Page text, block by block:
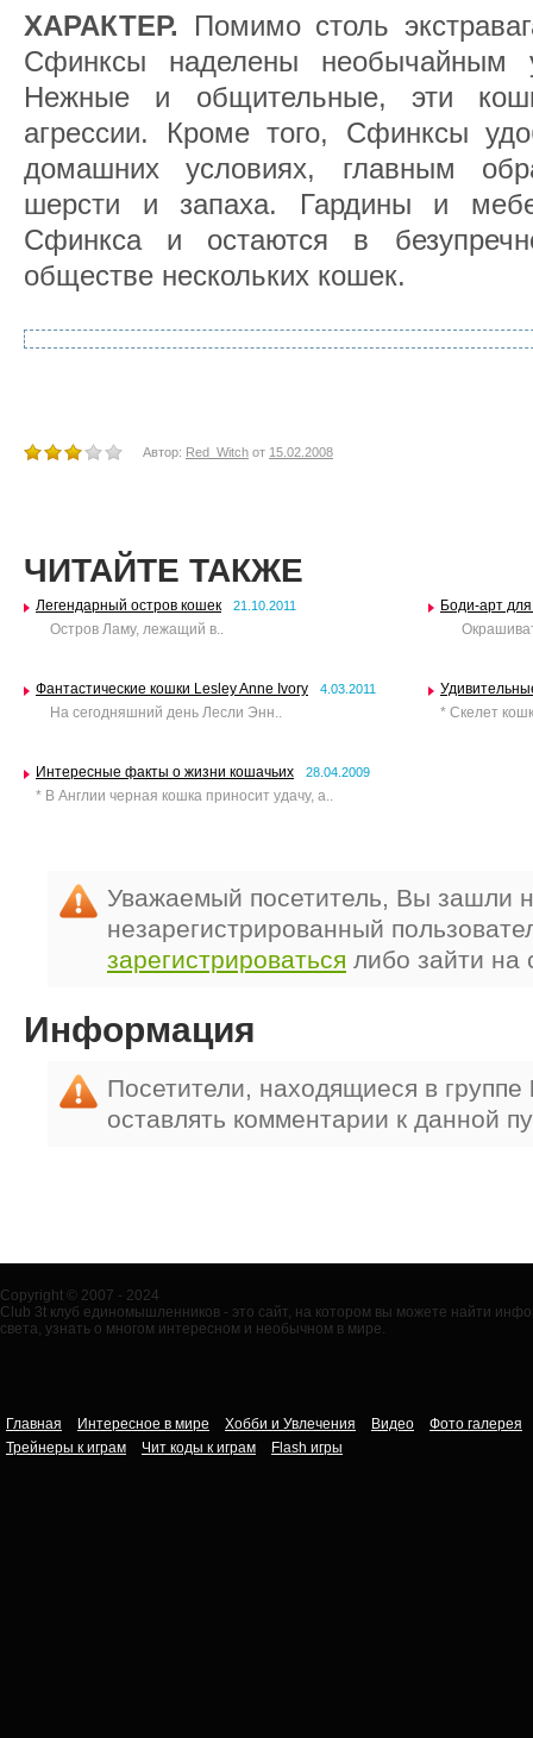
ХАРАКТЕР. Помимо столь
Сфинксы наделены необычайным
Нежные и общительные, эти
агрессии. Кроме того, Сфинксы
домашних условиях, главным
шерсти и запаха. Гардины и
Сфинкса и остаются в
обществе нескольких кошек.
Автор: Red_Witch от 15.02.2008
ЧИТАЙТЕ ТАКЖЕ
Легендарный остров кошек 21.10.2011
Остров Ламу, лежащий в..
Боди-арт
Фантастические кошки Lesley Anne Ivory 4.03.2011
На сегодняшний день Лесли Энн..
* Скелет
Интересные факты о жизни кошачьих 28.04.2009
* В Англии черная кошка приносит удачу, а..
Уважаемый посетитель, Вы зашли
незарегистрированный
зарегистрироваться либо зайти на
Информация
Посетители, находящиеся в группе
оставлять комментарии к данной
Copyright © 2007 - 2024
Club 3t клуб единомышленников - это сайт, на котором вы можете найти
света, узнать о многом интересном и необычном в мире.
Главная Интересное в мире Хобби и Увлечения Видео
Фото галерея
Трейнеры к играм
Чит коды к играм Flash игры